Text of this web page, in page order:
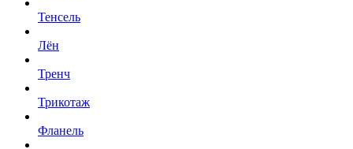
Тенсель
Лён
Тренч
Трикотаж
Фланель